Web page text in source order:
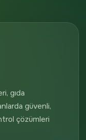
gıda
güvenli,
çözümleri